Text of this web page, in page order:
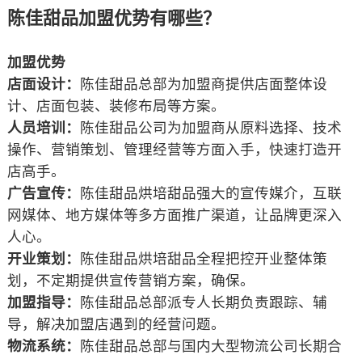
陈佳甜品加盟优势有哪些？
加盟优势
店面设计：
陈佳甜品总部为加盟商提供店面整体设
计、店面包装、装修布局等方案。
人员培训：
陈佳甜品公司为加盟商从原料选择、技术
操作、营销策划、管理经营等方面入手，快速打造开
店高手。
广告宣传：
陈佳甜品烘培甜品强大的宣传媒介，互联
网媒体、地方媒体等多方面推广渠道，让品牌更深入
人心。
开业策划：
陈佳甜品烘培甜品全程把控开业整体策
划，不定期提供宣传营销方案，确保。
加盟指导：
陈佳甜品总部派专人长期负责跟踪、辅
导，解决加盟店遇到的经营问题。
物流系统：
陈佳甜品总部与国内大型物流公司长期合